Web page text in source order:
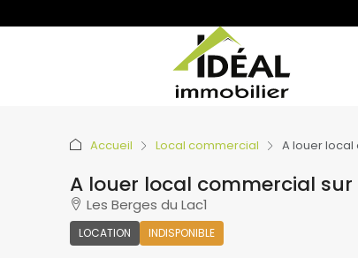
Accueil Local commercial A louer local
A louer local commercial sur
Les Berges du Lac1
LOCATION INDISPONIBLE